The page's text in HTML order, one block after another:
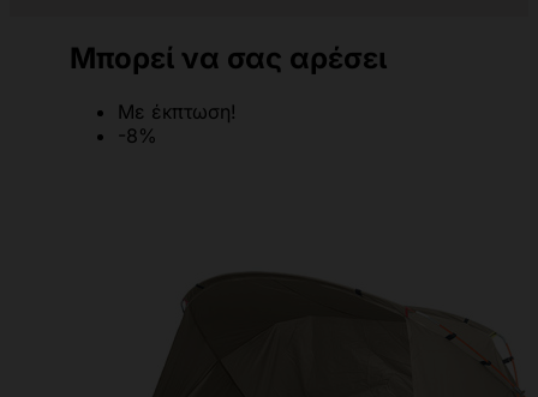
Μπορεί να σας αρέσει
Με έκπτωση!
-8%